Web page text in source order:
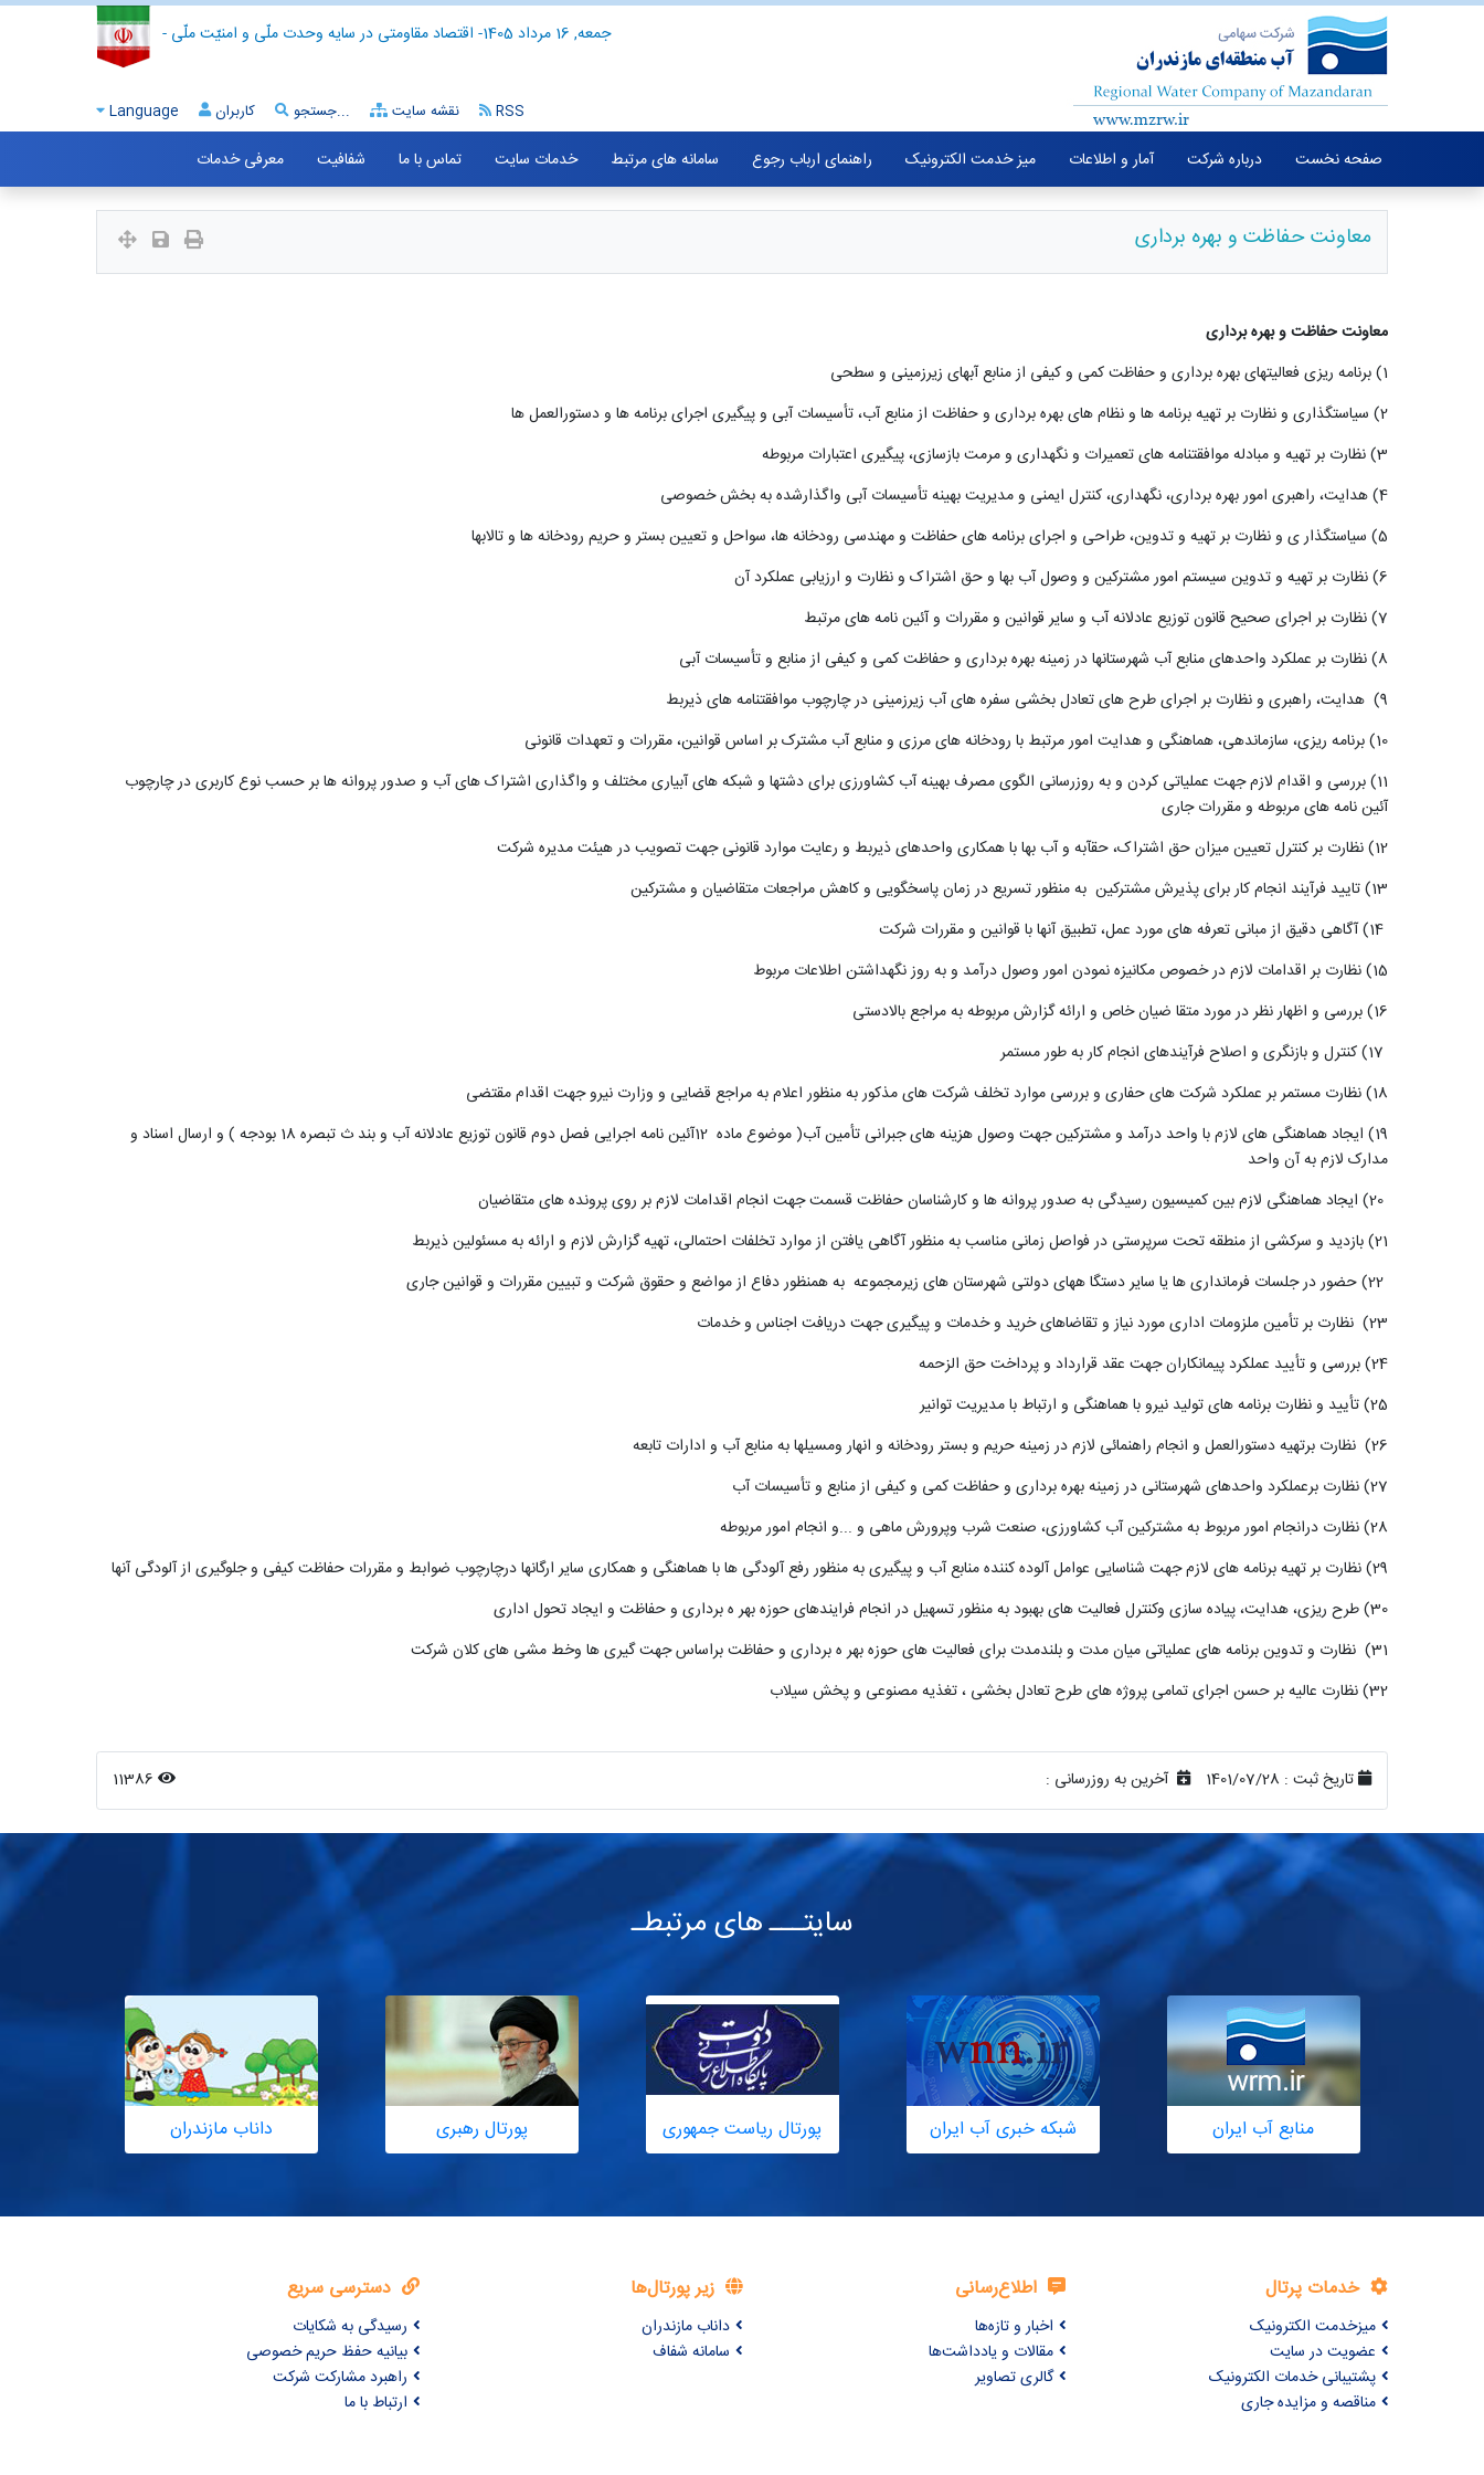
- اقتصاد مقاومتی در سایه وحدت ملّی و امنیّت ملّی - جمعه, 16 مرداد 1405
Language کاربران جستجو... نقشه سایت RSS
صفحه نخست درباره شرکت آمار و اطلاعات میز خدمت الکترونیک راهنمای ارباب رجوع سامانه های مرتبط خدمات سایت تماس با ما شفافیت معرفی خدمات
معاونت حفاظت و بهره برداری
معاونتحفاظتو بهره برداری
(1برنامه ریزی فعالیتهای بهره برداری و حفاظت کمی و کیفی از منابع آبهای زیرزمینی و سطحی
2) سیاستگذاری و نظارت بر تهیه برنامه ها و نظام های بهره برداری و حفاظت از منابع آب، تأسیسات آبی و پیگیری اجرای برنامه ها و دستورالعمل ها
3) نظارت بر تهیه و مبادله موافقتنامه های تعمیرات و نگهداری و مرمت بازسازی، پیگیری اعتبارات مربوطه
4) هدایت، راهبری امور بهره برداری، نگهداری، کنترل ایمنی و مدیریت بهینه تأسیسات آبی واگذارشده به بخش خصوصی
5) سیاستگذار ی و نظارت بر تهیه و تدوین، طراحی و اجرای برنامه های حفاظت و مهندسی رودخانه ها، سواحل و تعیین بستر و حریم رودخانه ها و تالابها
6) نظارت بر تهیه و تدوین سیستم امور مشترکین و وصول آب بها و حق اشتراک و نظارت و ارزیابی عملکرد آن
7) نظارت بر اجرای صحیح قانون توزیع عادلانه آب و سایر قوانین و مقررات و آئین نامه های مرتبط
8) نظارت بر عملکرد واحدهای منابع آب شهرستانها در زمینه بهره برداری و حفاظت کمی و کیفی از منابع و تأسیسات آبی
(9 هدایت، راهبری و نظارت بر اجرای طرح های تعادل بخشی سفره های آب زیرزمینی در چارچوب موافقتنامه های ذیربط
10) برنامه ریزی، سازماندهی، هماهنگی و هدایت امور مرتبط با رودخانه های مرزی و منابع آب مشترک بر اساس قوانین، مقررات و تعهدات قانونی
11) بررسی و اقدام لازم جهت عملیاتی کردن و به روزرسانی الگوی مصرف بهینه آب کشاورزی برای دشتها و شبکه های آبیاری مختلف و واگذاری اشتراک های آب و صدور پروانه ها بر حسب نوع کاربری در چارچوب
آئین نامه های مربوطه و مقررات جاری
12) نظارت بر کنترل تعیین میزان حق اشتراک، حقآبه و آب بها با همکاری واحدهای ذیربط و رعایت موارد قانونی جهت تصویب در هیئت مدیره شرکت
13) تایید فرآیند انجام کار برای پذیرش مشترکین به منظور تسریع در زمان پاسخگویی و کاهش مراجعات متقاضیان و مشترکین
(14آگاهی دقیق از مبانی تعرفه های مورد عمل، تطبیق آنها با قوانین و مقررات شرکت
15) نظارت بر اقدامات لازم در خصوص مکانیزه نمودن امور وصول درآمد و به روز نگهداشتن اطلاعات مربوط
(16بررسی و اظهار نظر در مورد متقا ضیان خاص و ارائه گزارش مربوطه به مراجع بالادستی
17) کنترل و بازنگری و اصلاح فرآیندهای انجام کار به طور مستمر
18) نظارت مستمر بر عملکرد شرکت های حفاری و بررسی موارد تخلف شرکت های مذکور به منظور اعلام به مراجع قضایی و وزارت نیرو جهت اقدام مقتضی
19) ایجاد هماهنگی های لازم با واحد درآمد و مشترکین جهت وصول هزینه های جبرانی تأمین آب
) موضوع ماده 12آئین نامه اجرایی فصل دوم قانون توزیع عادلانه آب و بند ث تبصره 18 بودجه ( و ارسال اسناد و
مدارک لازم به آن واحد
(20 ایجاد هماهنگی لازم بین کمیسیون رسیدگی به صدور پروانه ها و کارشناسان حفاظت قسمت جهت انجام اقدامات لازم بر روی پرونده های متقاضیان
21) بازدید و سرکشی از منطقه تحت سرپرستی در فواصل زمانی مناسب به منظور آگاهی یافتن از موارد تخلفات احتمالی، تهیه گزارش لازم و ارائه به مسئولین ذیربط
(22حضور در جلسات فرمانداری ها یا سایر دستگا ههای دولتی شهرستان های زیرمجموعه به همنظور دفاع از مواضع و حقوق شرکت و تبیین مقررات و قوانین جاری
23) نظارت بر تأمین ملزومات اداری مورد نیاز و تقاضاهای خرید و خدمات و پیگیری جهت دریافت اجناس و خدمات
24) بررسی و تأیید عملکرد پیمانکاران جهت عقد قرارداد و پرداخت حق الزحمه
(25تأیید و نظارت برنامه های تولید نیرو با هماهنگی و ارتباط با مدیریت توانیر
26) نظارت برتهیه دستورالعمل و انجام راهنمائی لازم در زمینه حریم و بستر رودخانه و انهار ومسیلها به منابع آب و ادارات تابعه
27) نظارت برعملکرد واحدهای شهرستانی در زمینه بهره برداری و حفاظت کمی و کیفی از منابع و تأسیسات آب
28) نظارت درانجام امور مربوط به مشترکین آب کشاورزی، صنعت شرب وپرورش ماهی و
...و انجام امور مربوطه
29) نظارت بر تهیه برنامه های لازم جهت شناسایی عوامل آلوده کننده منابع آب و پیگیری به منظور رفع آلودگی ها با هماهنگی و همکاری سایر ارگانها درچارچوب ضوابط و مقررات حفاظت کیفی و جلوگیری از آلودگی آنها
30) طرح ریزی، هدایت، پیاده سازی وکنترل فعالیت های بهبود به منظور تسهیل در انجام فرایندهای حوزه بهر ه برداری و حفاظت و ایجاد تحول اداری
31) نظارت و تدوین برنامه های عملیاتی میان مدت و بلندمدت برای فعالیت های حوزه بهر ه برداری و حفاظت براساس جهت گیری ها وخط مشی های کلان شرکت
32) نظارت عالیه بر حسن اجرای تمامی پروژه های طرح تعادل بخشی ، تغذیه مصنوعی و پخش سیلاب
تاریخ ثبت : 1401/07/28 آخرین به روزرسانی : 11386
سایتـــ های مرتبطـ
منابع آب ایران شبکه خبری آب ایران پورتال ریاست جمهوری پورتال رهبری داناب مازندران
خدمات پرتال
میزخدمت الکترونیک
عضویت در سایت
پشتیبانی خدمات الکترونیک
مناقصه و مزایده جاری
اطلاع‌رسانی
اخبار و تازه‌ها
مقالات و یادداشت‌ها
گالری تصاویر
زیر پورتال‌ها
داناب مازندران
سامانه شفاف
دسترسی سریع
رسیدگی به شکایات
بیانیه حفظ حریم خصوصی
راهبرد مشارکت شرکت
ارتباط با ما